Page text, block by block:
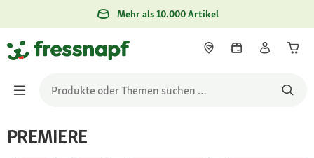
Mehr als 10.000 Artikel
PREMIERE